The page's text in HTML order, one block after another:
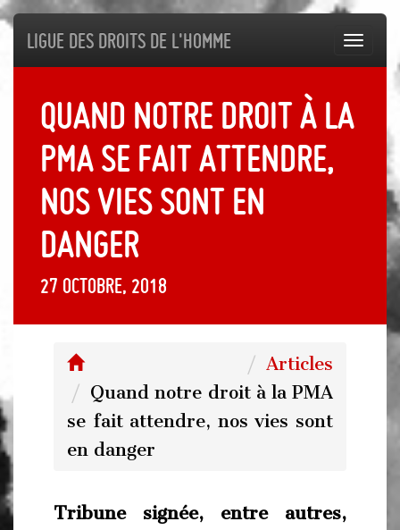
Ligue des droits de l'Homme
Quand notre droit à la
PMA se fait attendre,
nos vies sont en
danger
27 octobre, 2018
Articles
Quand notre droit à la PMA
se fait attendre, nos vies sont
en danger
Tribune signée, entre autres,